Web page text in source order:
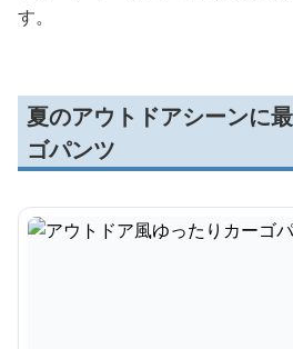
す。
夏のアウトドアシーンに
ゴパンツ